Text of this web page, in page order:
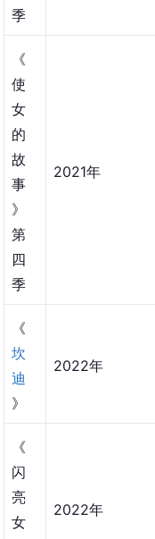
季
《
使
女
的
故
事
》
第
四
季
2021年
《
坎
迪
》
2022年
《
闪
亮
女
2022年